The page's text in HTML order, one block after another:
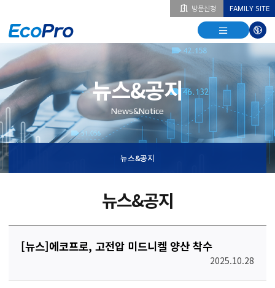
방문신청 FAMILY SITE
열기
열기
다국어
열기
뉴스&공지
News&Notice
뉴스&공지
뉴스&공지
[뉴스]에코프로, 고전압 미드니켈 양산 착수
2025.10.28